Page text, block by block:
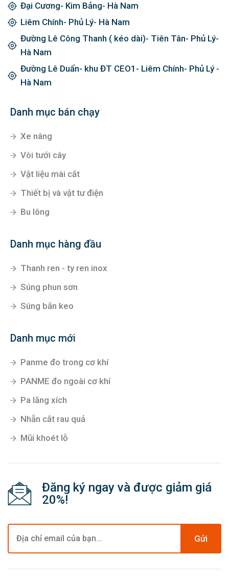
Đại Cương- Kim Bảng- Hà Nam
Liêm Chính- Phủ Lý- Hà Nam
Đường Lê Công Thanh ( kéo dài)- Tiên Tân- Phủ Lý-
Hà Nam
Đường Lê Duẩn- khu ĐT CEO1- Liêm Chính- Phủ Lý -
Hà Nam
Danh mục bán chạy
Xe nâng
Vòi tưới cây
Vật liệu mài cắt
Thiết bị và vật tư điện
Bu lông
Danh mục hàng đầu
Thanh ren - ty ren inox
Súng phun sơn
Súng bắn keo
Danh mục mới
Panme đo trong cơ khí
PANME đo ngoài cơ khí
Pa lăng xích
Nhẵn cắt rau quả
Mũi khoét lỗ
Đăng ký ngay và được giảm giá
20%!
Gửi